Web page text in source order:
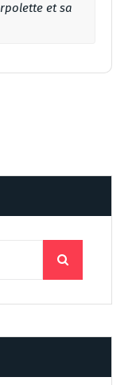
et sa